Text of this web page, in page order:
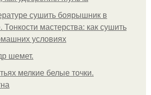
сушить боярышник в
Тонкости мастерства: как сушить
условиях
шемет.
мелкие белые точки.